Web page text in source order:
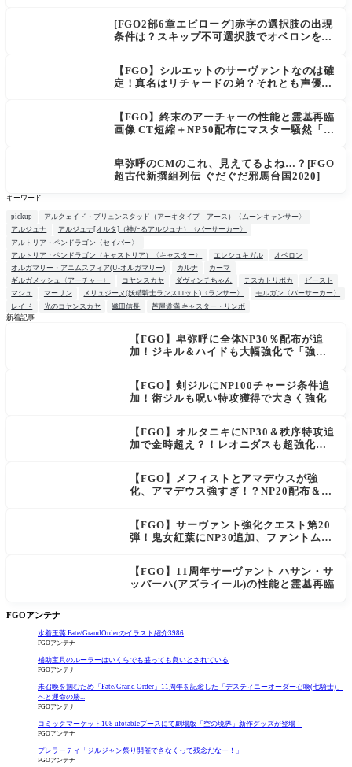
[FGO2部6章エピローグ]赤字の選択肢の出現
条件は？スキップ不可選択肢でオベロンを疑
上がり出てくる
【FGO】シルエットのサーヴァントなのは確
定！真名はリチャードの弟？それとも声優さ
【FGO】終末のアーチャーの性能と霊基再臨
画像 CT短縮＋NP50配布にマスター騒然「普
卑弥呼のCMのこれ、見えてるよね…？[FGO
超古代新撰組列伝 ぐだぐだ邪馬台国2020]
キーワード
pickup
アルクェイド・ブリュンスタッド（アーキタイプ：アース）〈ムーンキャンサー〉
アルジュナ
アルジュナ[オルタ]（神たるアルジュナ）〈バーサーカー〉
アルトリア・ペンドラゴン〈セイバー〉
アルトリア・ペンドラゴン（キャストリア）〈キャスター〉
エレシュキガル
オベロン
オルガマリー・アニムスフィア(U-オルガマリー)
カルナ
カーマ
ギルガメッシュ〈アーチャー〉
コヤンスカヤ ダヴィンチちゃん テスカトリポカ
ビースト
マシュ
マーリン メリュジーヌ(妖精騎士ランスロット)〈ランサー〉
モルガン〈バーサーカー〉
レイド
光のコヤンスカヤ 織田信長
芦屋道満 キャスター・リンボ
新着記事
【FGO】卑弥呼に全体NP30％配布が追
加！ジキル＆ハイドも大幅強化で「強す
【FGO】剣ジルにNP100チャージ条件追
加！術ジルも呪い特攻獲得で大きく強化
【FGO】オルタニキにNP30＆秩序特攻追
加で金時超え？！レオニダスも超強化で
【FGO】メフィストとアマデウスが強
化、アマデウス強すぎ！？NP20配布＆Ar
【FGO】サーヴァント強化クエスト第20
弾！鬼女紅葉にNP30追加、ファントムも
【FGO】11周年サーヴァント ハサン・サ
ッバーハ(アズライール)の性能と霊基再臨
FGOアンテナ
水着玉藻 Fate/GrandOrderのイラスト紹介3986
FGOアンテナ
補助宝具のルーラーはいくらでも盛っても良いとされている
FGOアンテナ
未召喚を掴むため「Fate/Grand Order」11周年を記念した「デスティニーオーダー召喚(七騎士)」
へと運命の勝...
FGOアンテナ
コミックマーケット108 ufotableブースにて劇場版「空の境界」新作グッズが登場！
FGOアンテナ
プレラーティ「ジルジャン祭り開催できなくって残念だなー！」
FGOアンテナ